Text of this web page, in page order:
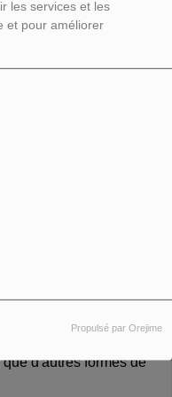
les services et les
et pour améliorer
Propulsé par Orejime
une façon de
d'autres formes de